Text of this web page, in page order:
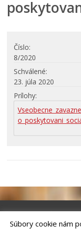
Elektronická
Platné
Návrhy
Archív
Územné plánovanie
Organizácie
Geo informačný
Investície a
Číslo
8/2020
Schválené
23. júla 2020
Prílohy
Súbory cookie nám